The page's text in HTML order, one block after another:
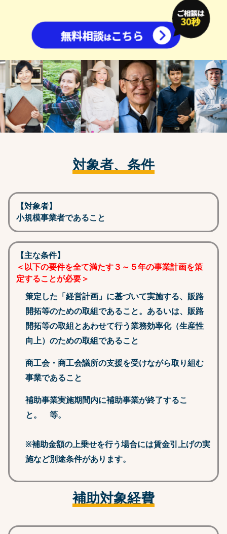
対象者、条件
【対象者】
小規模事業者であること
【主な条件】
＜以下の要件を全て満たす３～５年の事業計画を策
定することが必要＞
策定した「経営計画」に基づいて実施する、販路
開拓等のための取組であること。あるいは、販路
開拓等の取組とあわせて行う業務効率化（生産性
向上）のための取組であること
商工会・商工会議所の支援を受けながら取り組む
事業であること
補助事業実施期間内に補助事業が終了するこ
と。 等。
※補助金額の上乗せを行う場合には賃金引上げの実
施など別途条件があります。
補助対象経費